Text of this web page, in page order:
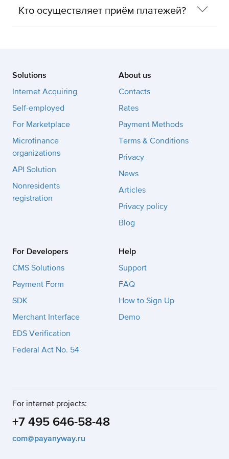
Кто осуществляет приём платежей?
Приём платежей выполняет БПА ПА «Пэй Эни
на основании лицензии № 3508-К на перевод
денежных средств и договора № 07_1/2021-
БПА ПА от 29.11.2021.
Если у вас есть вопросы, свяжитесь с нами
по телефону+7 495 646-58-48или напишите
на почту
Solutions
Internet Acquiring
Self-employed
For Marketplace
Microfinance
organizations
API Solution
Nonresidents
registration
About us
Contacts
Rates
Payment Methods
Terms & Conditions
Privacy
News
Articles
Privacy policy
Blog
For Developers
CMS Solutions
Payment Form
SDK
Merchant Interface
EDS Verification
Federal Act No. 54
Help
Support
FAQ
How to Sign Up
Demo
For internet projects:
+7 495 646-58-48
com@payanyway.ru